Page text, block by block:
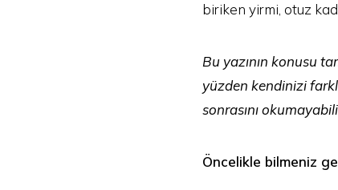
biriken yirmi, otuz
Bu yazının konusu
yüzden kendinizi
sonrasını
Öncelikle bilmeniz